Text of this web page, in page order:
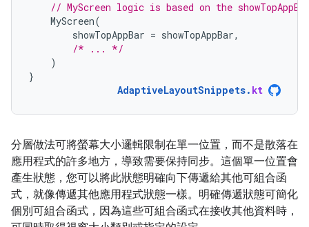
// MyScreen logic is based on the
MyScreen(
showTopAppBar = showTopAppBar,
/* ... */
)
}
AdaptiveLayoutSnippets. kt
分層做法可將螢幕大小邏輯限制在單一位置，而不是散落在
應用程式的許多地方，導致需要保持同步。這個單一位置會
產生狀態，您可以將此狀態明確向下傳遞給其他可組合函
式，就像傳遞其他應用程式狀態一樣。明確傳遞狀態可簡化
個別可組合函式，因為這些可組合函式在接收其他資料時，